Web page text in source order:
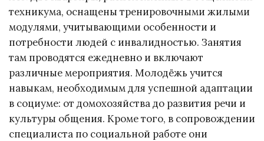
техникума, оснащены тренировочными жилыми
модулями, учитывающими особенности и
потребности людей с инвалидностью. Занятия
там проводятся ежедневно и включают
различные мероприятия. Молодёжь учится
навыкам, необходимым для успешной адаптации
в социуме: от домохозяйства до развития речи и
культуры общения. Кроме того, в сопровождении
специалиста по социальной работе они